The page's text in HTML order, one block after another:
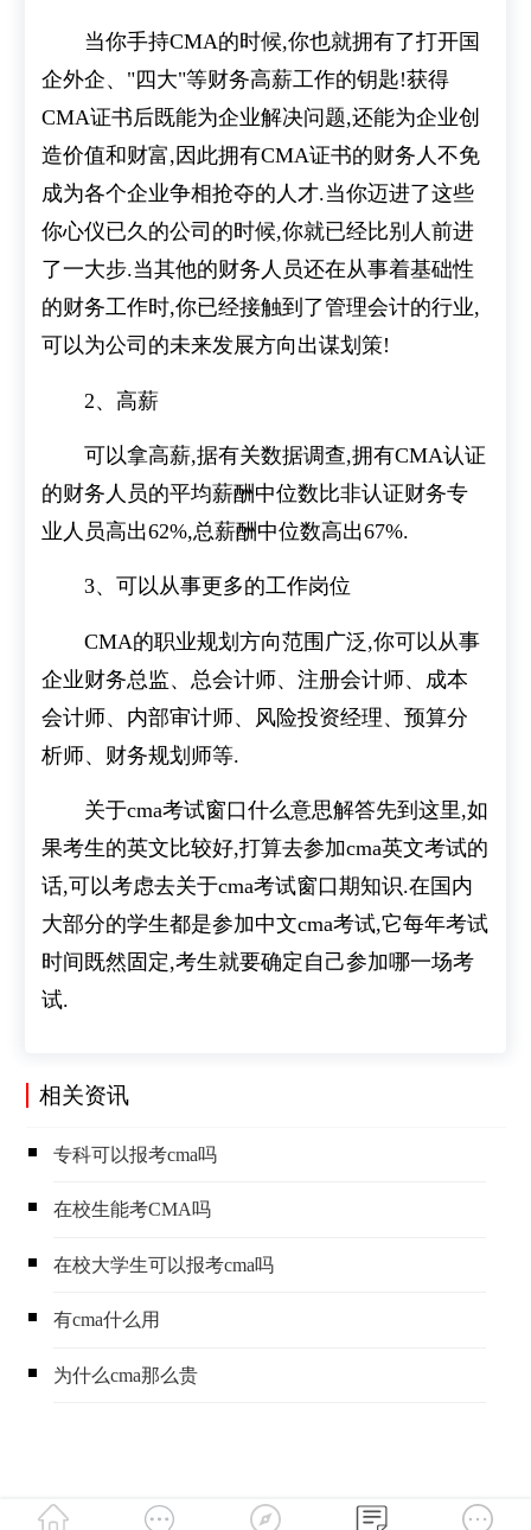
当你手持CMA的时候,你也就拥有了打开国
企外企、"四大"等财务高薪工作的钥匙!获得
CMA证书后既能为企业解决问题,还能为企业创
造价值和财富,因此拥有CMA证书的财务人不免
成为各个企业争相抢夺的人才.当你迈进了这些
你心仪已久的公司的时候,你就已经比别人前进
了一大步.当其他的财务人员还在从事着基础性
的财务工作时,你已经接触到了管理会计的行业,
可以为公司的未来发展方向出谋划策!
2、高薪
可以拿高薪,据有关数据调查,拥有CMA认证
的财务人员的平均薪酬中位数比非认证财务专
业人员高出62%,总薪酬中位数高出67%.
3、可以从事更多的工作岗位
CMA的职业规划方向范围广泛,你可以从事
企业财务总监、总会计师、注册会计师、成本
会计师、内部审计师、风险投资经理、预算分
析师、财务规划师等.
关于cma考试窗口什么意思解答先到这里,如
果考生的英文比较好,打算去参加cma英文考试的
话,可以考虑去关于cma考试窗口期知识.在国内
大部分的学生都是参加中文cma考试,它每年考试
时间既然固定,考生就要确定自己参加哪一场考
试.
相关资讯
​专科可以报考cma吗
​在校生能考CMA吗
​在校大学生可以报考cma吗
​有cma什么用
​为什么cma那么贵